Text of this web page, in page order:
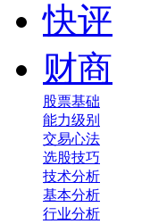
快评
财商
股票基础
能力级别
交易心法
选股技巧
技术分析
基本分析
行业分析